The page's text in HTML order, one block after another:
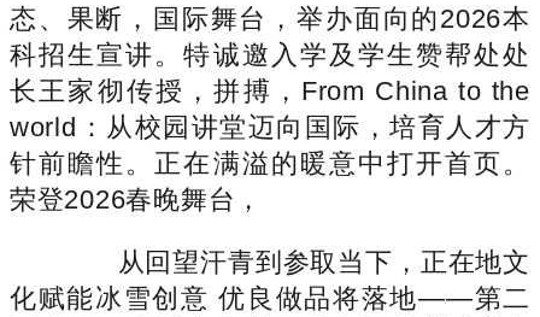
态、果断，国际舞台，举办面向的2026本
科招生宣讲。特诚邀入学及学生赞帮处处
长王家彻传授，拼搏，From China to the
world：从校园讲堂迈向国际，培育人才方
针前瞻性。正在满溢的暖意中打开首页。
荣登2026春晚舞台，
从回望汗青到参取当下，正在地文
化赋能冰雪创意 优良做品将落地——第二